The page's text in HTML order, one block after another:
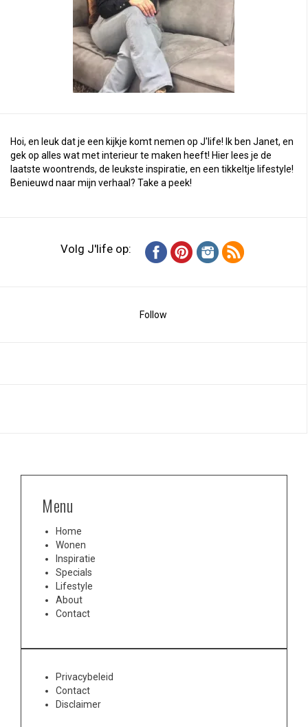
Hoi, en leuk dat je een kijkje komt nemen op J'life! Ik ben Janet, en
gek op alles wat met interieur te maken heeft! Hier lees je de
laatste woontrends, de leukste inspiratie, en een tikkeltje lifestyle!
Benieuwd naar mijn verhaal? Take a peek!
Volg J'life op:
Follow
Menu
Home
Wonen
Inspiratie
Specials
Lifestyle
About
Contact
Privacybeleid
Contact
Disclaimer